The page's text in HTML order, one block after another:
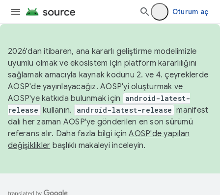
Oturum aç
2026'dan itibaren, ana kararlı geliştirme modelimizle
uyumlu olmak ve ekosistem için platform kararlılığını
sağlamak amacıyla kaynak kodunu 2. ve 4. çeyreklerde
AOSP'de yayınlayacağız. AOSP'yi oluşturmak ve
AOSP'ye katkıda bulunmak için
android-latest-
release kullanın. android-latest-release manifest
dalı her zaman AOSP'ye gönderilen en son sürümü
referans alır. Daha fazla bilgi içinAOSP'de yapılan
değişiklikler başlıklı makaleyi inceleyin.